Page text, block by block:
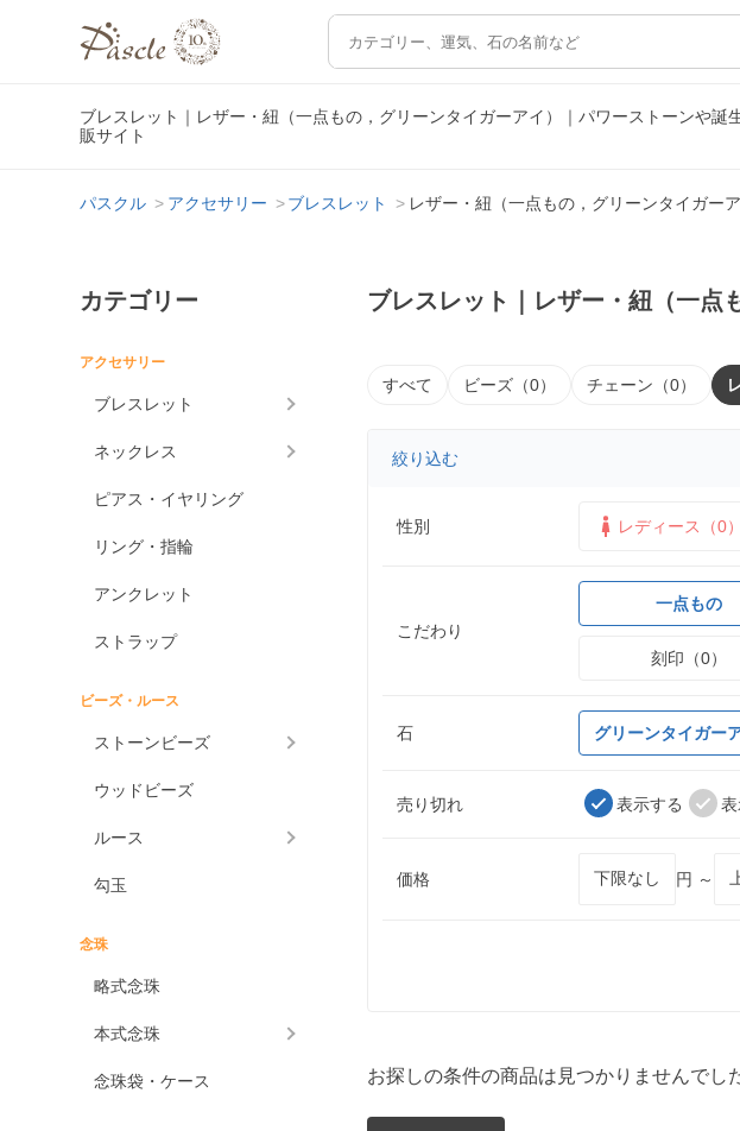
ブレスレット｜レザー・紐（一点もの，グリーンタイガーアイ）｜パワーストーンや誕
販サイト
パスクル アクセサリー ブレスレット レザー・紐（一点もの，グリーンタイガーア
カテゴリー
アクセサリー
ブレスレット
ネックレス
ピアス・イヤリング
リング・指輪
アンクレット
ストラップ
ビーズ・ルース
ストーンビーズ
ウッドビーズ
ルース
勾玉
念珠
略式念珠
本式念珠
念珠袋・ケース
ブレスレット｜レザー・紐（一点
すべて ビーズ（0） チェーン（0）
絞り込む
性別 レディース（0）
こだわり
一点もの
刻印（0）
石 グリーンタイガー
売り切れ 表示する
価格 円 ～
お探しの条件の商品は見つかりませんでし